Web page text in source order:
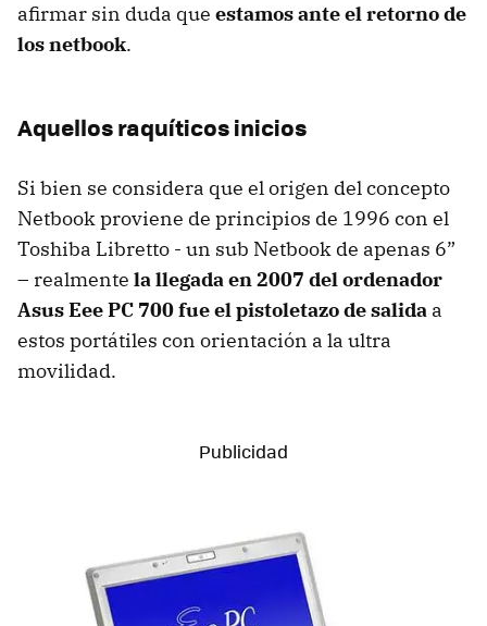
afirmar sin duda que estamos ante el retorno de
los netbook.
Aquellos raquíticos inicios
Si bien se considera que el origen del concepto
Netbook proviene de principios de 1996 con el
Toshiba Libretto - un sub Netbook de apenas 6”
– realmente la llegada en 2007 del ordenador
Asus Eee PC 700 fue el pistoletazo de salida a
estos portátiles con orientación a la ultra
movilidad.